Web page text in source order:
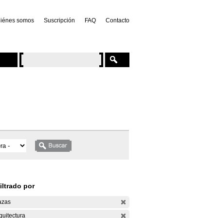
somos Suscripción FAQ Contacto
por